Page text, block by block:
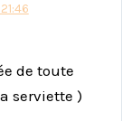
de toute
serviette )